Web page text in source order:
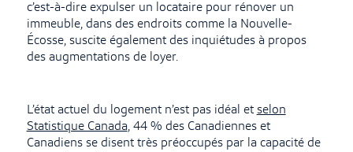
c’est-à-dire expulser un locataire pour rénover un
immeuble, dans des endroits comme la Nouvelle-
Écosse, suscite également des inquiétudes à propos
des augmentations de loyer.
L’état actuel du logement n’est pas idéal et selon
Statistique Canada, 44 % des Canadiennes et
Canadiens se disent très préoccupés par la capacité de